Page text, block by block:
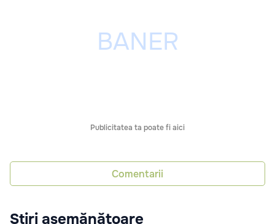
Publicitatea ta poate fi aici
Comentarii
Știri asemănătoare